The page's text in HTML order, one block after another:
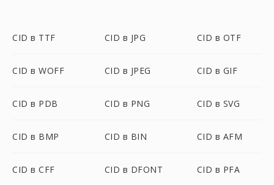
CID в TTF CID в JPG CID в OTF
CID в WOFF CID в JPEG CID в GIF
CID в PDB CID в PNG CID в SVG
CID в BMP CID в BIN CID в AFM
CID в CFF CID в DFONT CID в PFA